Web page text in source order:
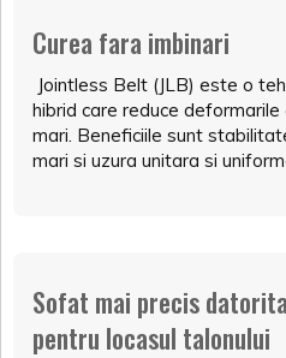
Curea fara imbinari
Jointless Belt (JLB) este o
hibrid care reduce
mari. Beneficiile sunt
mari si uzura unitara si
Sofat mai precis
pentru locasul talonului